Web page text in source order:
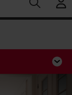
Spotpris just nu:1